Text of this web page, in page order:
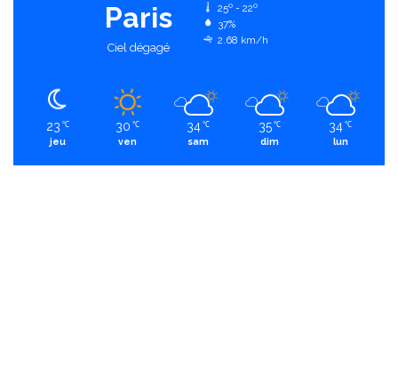
Paris
Ciel dégagé
25º - 22º
37%
2.68 km/h
23 ℃
jeu
30 ℃
ven
34 ℃
sam
35 ℃
dim
34 ℃
lun